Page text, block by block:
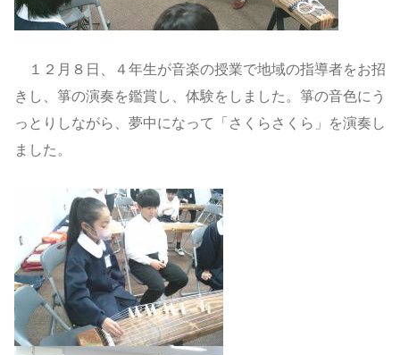
１２月８日、４年生が音楽の授業で地域の指導者をお招
きし、箏の演奏を鑑賞し、体験をしました。箏の音色にう
っとりしながら、夢中になって「さくらさくら」を演奏し
ました。